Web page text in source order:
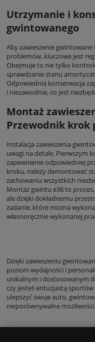
Utrzymanie i
gwintowanego
Aby zawieszenie gwintowane
problemów, kluczowe jest
Obejmuje to nie tylko
sprawdzanie stanu
Odpowiednia konserwacja
i niezawodnie, co jest
Montaż
Przewodnik krok
Instalacja zawieszenia
uwagi na detale. Pierwszym
zapewnienie odpowiedniej
kroku, należy demontować
zachowaniu wszystkich
Montaż gwintu e36 to
ale dzięki dokładnemu
zadanie, które można
własnoręcznie wykonanej
Dzięki zawieszeniu
poziom wydajności i
unikalnym i dostosowanym
czy jesteś entuzjastą
ulepszyć swoje auto,
nieporównywalne możliwości.